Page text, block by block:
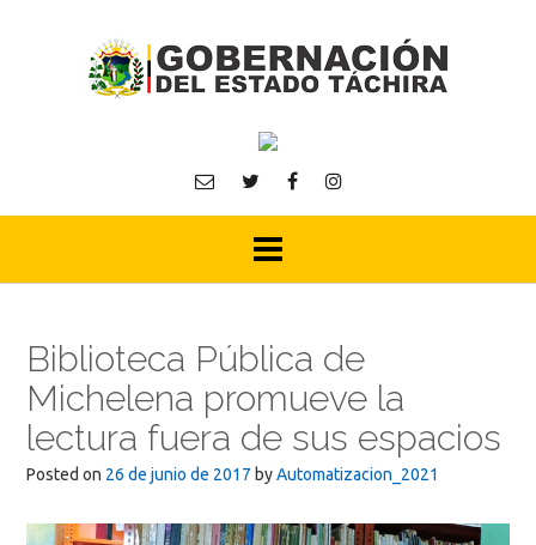
Biblioteca Pública de
Michelena promueve la
lectura fuera de sus espacios
Posted on 26 de junio de 2017 byAutomatizacion_2021